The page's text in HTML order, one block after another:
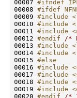
00007 #ifndef
00008 #ifdef
00009 #include
00010 #include
00011 #include
00012 #endif
/*
00013 #include
00014 #include
00015 #else
00016 #include
00017 #include
00018 #include
00019 #include
00020 #endif
/*